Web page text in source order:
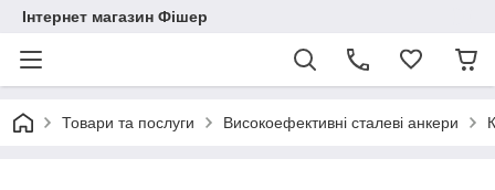
Інтернет магазин Фішер
Товари та послуги Високоефективні сталеві анкери